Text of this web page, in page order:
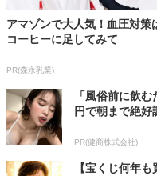
アマゾンで大人気！血圧対策
コーヒーに足してみて
PR(森永乳業)
「風俗前に飲
円で朝まで絶好
PR(健商株式会社)
【宝くじ何年